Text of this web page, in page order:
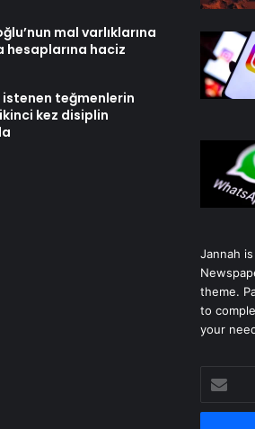
mal varlıklarına
hesaplarına haciz
istenen teğmenlerin
kez disiplin
Jannah
theme.
to
your
posta
adresinizi